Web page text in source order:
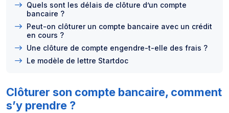
Quels sont les délais de clôture d’un compte
bancaire ?
Peut-on clôturer un compte bancaire avec un crédit
en cours ?
Une clôture de compte engendre-t-elle des frais ?
Le modèle de lettre Startdoc
Clôturer son compte bancaire, comment
s’y prendre ?